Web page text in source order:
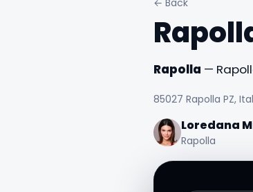
← Back
Rapolla —
85027 Rapolla PZ,
Loredana
Rapolla